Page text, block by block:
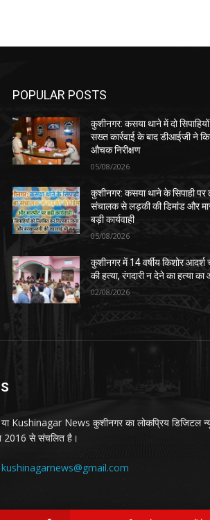
POPULAR POSTS
कुशीनगर: कसया थाने में दो
सख्त कार्रवाई के बाद डीआईजी ने
औचक निरीक्षण
05/08/2026
कुशीनगर: कसया थाने के सिपाही पर
संचालक से लड़की की डिमांड और
बड़ी कार्यवाही
05/08/2026
कुशीनगर में 14 वर्षीय किशोर आदर्श
की हत्या, रंगदारी न देने का हत्या का
02/08/2026
Kushinagar News कुशीनगर का लोकप्रिय डिजिटल
2016 से संचलित है।
kushinagarnews@gmail.com